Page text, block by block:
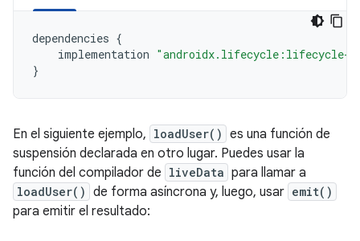
dependencies {
implementation "androidx.lifecycle:lifecycle-
}
En el siguiente ejemplo, loadUser() es una función de
suspensión declarada en otro lugar. Puedes usar la
función del compilador de liveData para llamar a
loadUser() de forma asíncrona y, luego, usar emit()
para emitir el resultado: